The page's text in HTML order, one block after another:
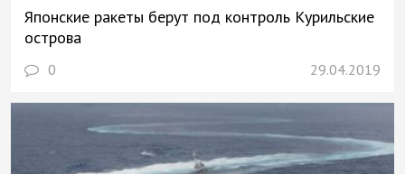
Японские ракеты берут под контроль Курильские
острова
0 29.04.2019